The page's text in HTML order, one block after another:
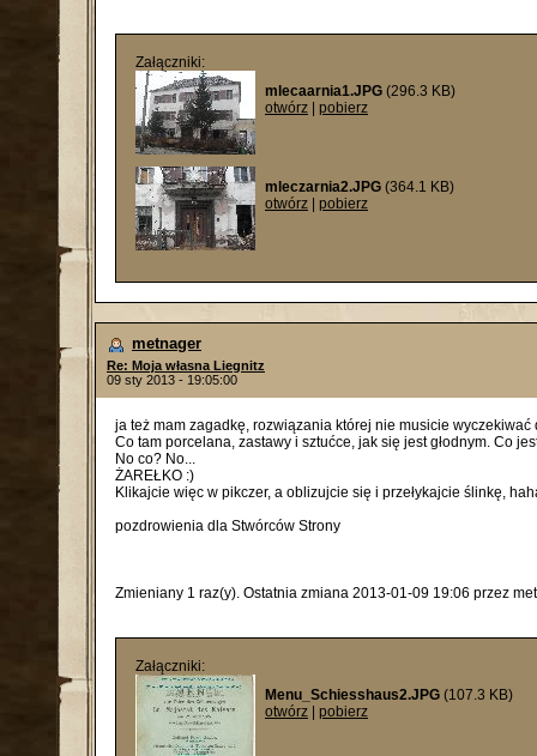
Załączniki:
mlecaarnia1.JPG (296.3 KB)
otwórz
pobierz
mleczarnia2.JPG (364.1 KB)
otwórz
pobierz
metnager
Re: Moja własna Liegnitz
09 sty 2013 - 19:05:00
ja też mam zagadkę, rozwiązania której nie musicie wyczekiwać
Co tam porcelana, zastawy i sztućce, jak się jest głodnym. Co
No co? No...
ŻAREŁKO :)
Klikajcie więc w pikczer, a oblizujcie się i przełykajcie ślinkę,
pozdrowienia dla Stwórców Strony
Zmieniany 1 raz(y). Ostatnia zmiana 2013-01-09 19:06 przez
Załączniki:
Menu_Schiesshaus2.JPG (107.3 KB)
otwórz
pobierz